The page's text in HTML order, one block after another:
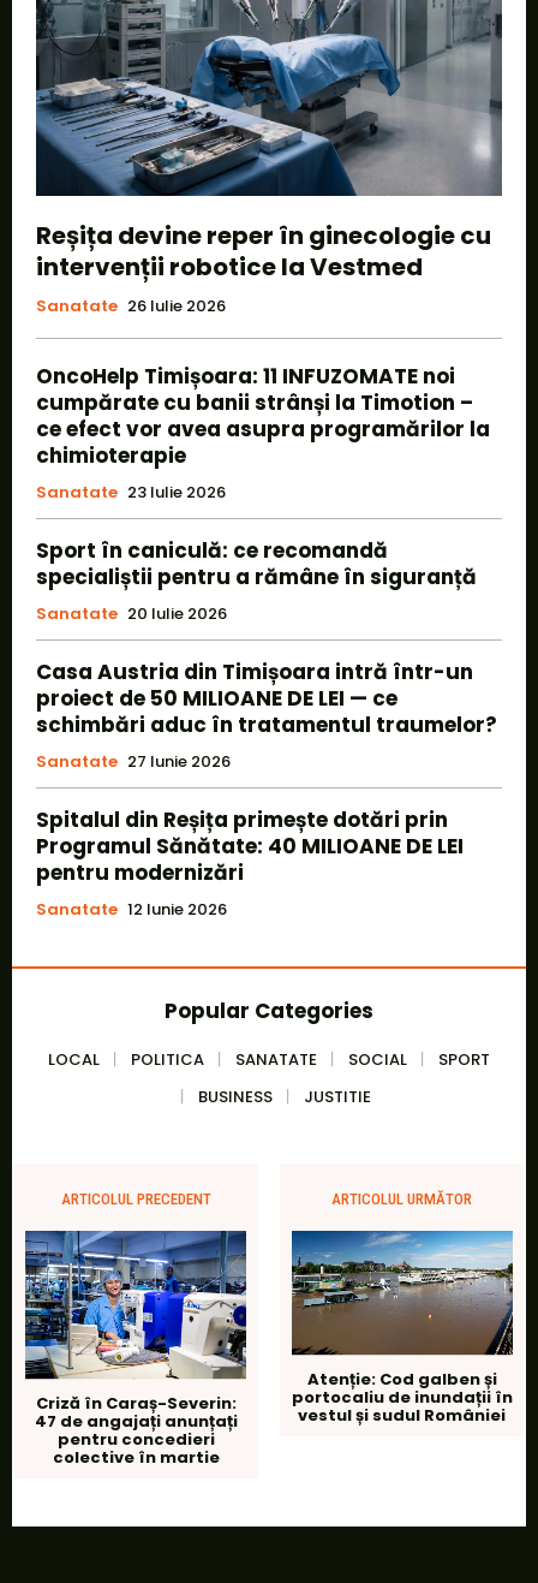
Reșița devine reper în ginecologie cu
intervenții robotice la Vestmed
Sanatate 26 Iulie 2026
OncoHelp Timișoara: 11 INFUZOMATE noi
cumpărate cu banii strânși la Timotion –
ce efect vor avea asupra programărilor la
chimioterapie
Sanatate 23 Iulie 2026
Sport în caniculă: ce recomandă
specialiștii pentru a rămâne în siguranță
Sanatate 20 Iulie 2026
Casa Austria din Timișoara intră într-un
proiect de 50 MILIOANE DE LEI — ce
schimbări aduc în tratamentul traumelor?
Sanatate 27 Iunie 2026
Spitalul din Reșița primește dotări prin
Programul Sănătate: 40 MILIOANE DE LEI
pentru modernizări
Sanatate 12 Iunie 2026
Popular Categories
LOCAL POLITICA SANATATE SOCIAL
SPORT
BUSINESS
JUSTITIE
ARTICOLUL PRECEDENT
Criză în Caraș-Severin:
47 de angajați anunțați
pentru concedieri
colective în martie
ARTICOLUL URMĂTOR
Atenție: Cod galben și
portocaliu de inundații în
vestul și sudul României